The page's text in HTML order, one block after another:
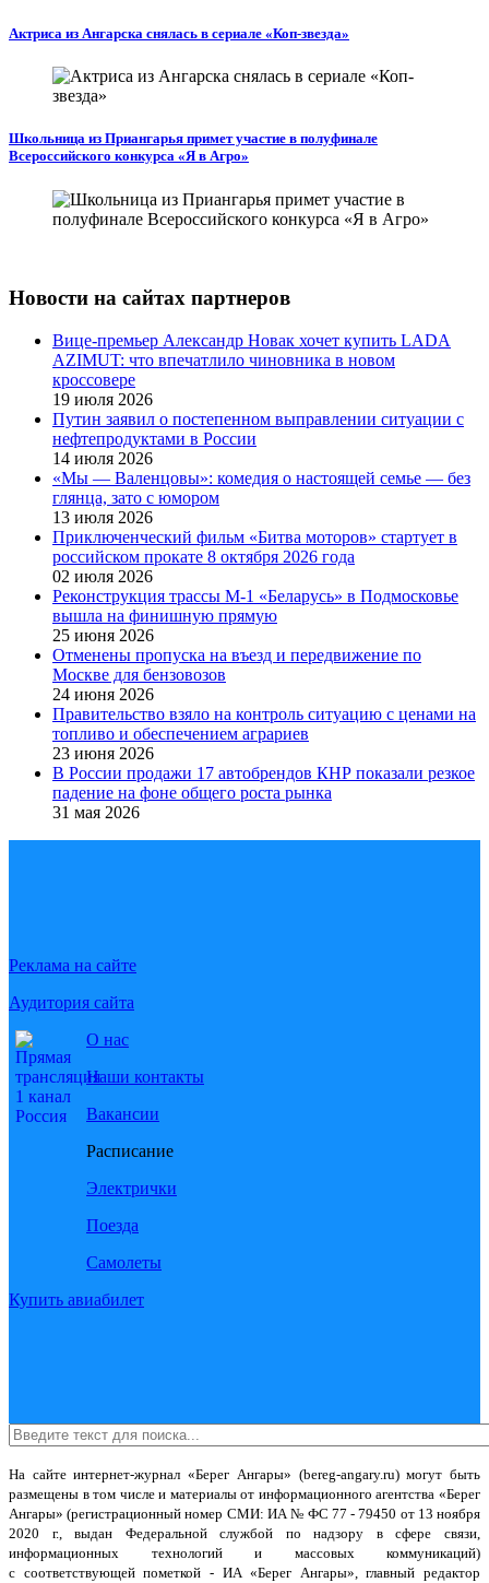
Актриса из Ангарска снялась в сериале «Коп-звезда»
Школьница из Приангарья примет участие в полуфинале
Всероссийского конкурса «Я в Агро»
Новости на сайтах партнеров
Вице‑премьер Александр Новак хочет купить LADA
AZIMUT: что впечатлило чиновника в новом
кроссовере
19 июля 2026
Путин заявил о постепенном выправлении ситуации с
нефтепродуктами в России
14 июля 2026
«Мы — Валенцовы»: комедия о настоящей семье — без
глянца, зато с юмором
13 июля 2026
Приключенческий фильм «Битва моторов» стартует в
российском прокате 8 октября 2026 года
02 июля 2026
Реконструкция трассы М-1 «Беларусь» в Подмосковье
вышла на финишную прямую
25 июня 2026
Отменены пропуска на въезд и передвижение по
Москве для бензовозов
24 июня 2026
Правительство взяло на контроль ситуацию с ценами на
топливо и обеспечением аграриев
23 июня 2026
В России продажи 17 автобрендов КНР показали резкое
падение на фоне общего роста рынка
31 мая 2026
Реклама на сайте
Аудитория сайта
О нас
Наши контакты
Вакансии
Расписание
Электрички
Поезда
Самолеты
Купить авиабилет
На сайте интернет-журнал«Берег Ангары» (bereg-angary.ru) могут быть
размещены в том числеи материалы от информационного агентства «Берег
Ангары» (регистрационный номер СМИ: ИА № ФС 77 - 79450 от 13 ноября
2020 г., выдан Федеральной службой по надзору в сфере связи,
информационных технологий и массовых коммуникаций)
с соответствующей пометкой - ИА «Берег Ангары», главный редактор